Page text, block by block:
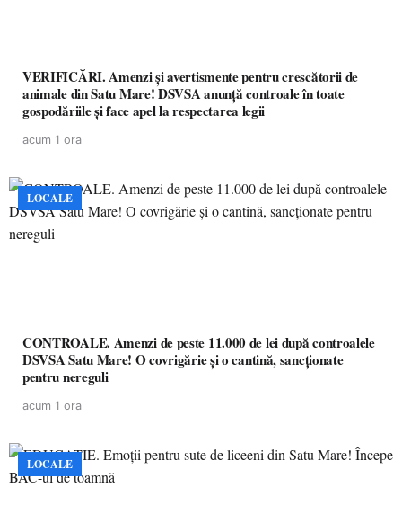
VERIFICĂRI. Amenzi și avertismente pentru crescătorii de
animale din Satu Mare! DSVSA anunță controale în toate
gospodăriile și face apel la respectarea legii
acum 1 ora
LOCALE
CONTROALE. Amenzi de peste 11.000 de lei după controalele
DSVSA Satu Mare! O covrigărie și o cantină, sancționate
pentru nereguli
acum 1 ora
LOCALE